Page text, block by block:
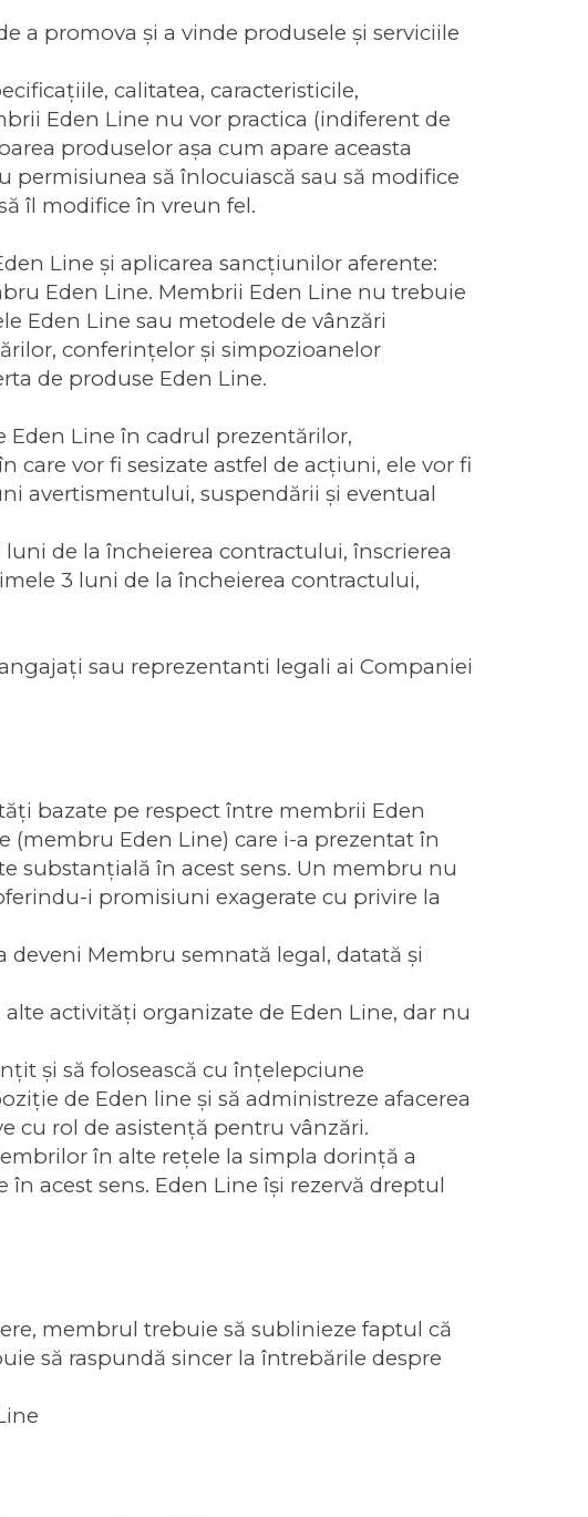
a promova şi a vinde produsele şi serviciile
calitatea, caracteristicile,
Eden Line nu vor practica (indiferent de
produselor așa cum apare aceasta
să înlocuiască sau să modifice
îl modifice în vreun fel.
Line şi aplicarea sancţiunilor aferente:
Eden Line. Membrii Eden Line nu trebuie
Eden Line sau metodele de vânzări
conferinţelor şi simpozioanelor
de produse Eden Line.
Line în cadrul prezentărilor,
vor fi sesizate astfel de acțiuni, ele vor fi
avertismentului, suspendării şi eventual
de la încheierea contractului, înscrierea
3 luni de la încheierea contractului,
sau reprezentanti legali ai Companiei
bazate pe respect între membrii Eden
(membru Eden Line) care i-a prezentat în
substanţială în acest sens. Un membru nu
i promisiuni exagerate cu privire la
Membru semnată legal, datată şi
activităţi organizate de Eden Line, dar nu
şi să folosească cu înţelepciune
de Eden line şi să administreze afacerea
cu rol de asistenţă pentru vânzări.
în alte reţele la simpla dorinţă a
acest sens. Eden Line îşi rezervă dreptul
membrul trebuie să sublinieze faptul că
să raspundă sincer la întrebările despre